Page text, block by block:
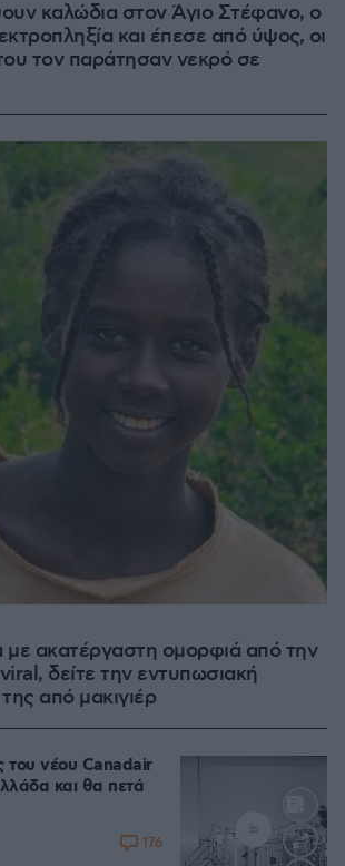
καλώδια στον Άγιο Στέφανο, ο
και έπεσε από ύψος, οι
τον παράτησαν νεκρό σε
με ακατέργαστη ομορφιά από την
viral, δείτε την εντυπωσιακή
από μακιγιέρ
του νέου Canadair
και θα πετά
176